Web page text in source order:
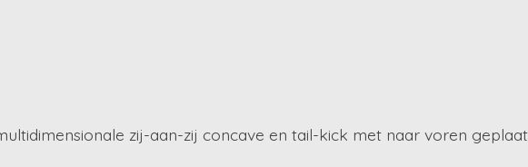
zij-aan-zij concave en tail-kick met naar voren